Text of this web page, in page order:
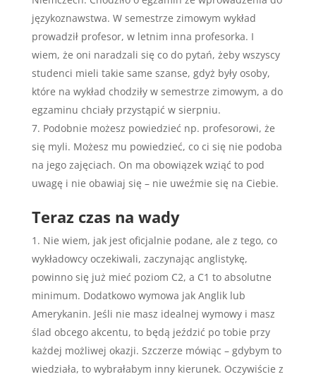
językoznawstwa. W semestrze zimowym wykład
prowadził profesor, w letnim inna profesorka. I
wiem, że oni naradzali się co do pytań, żeby wszyscy
studenci mieli takie same szanse, gdyż były osoby,
które na wykład chodziły w semestrze zimowym, a do
egzaminu chciały przystąpić w sierpniu.
Podobnie możesz powiedzieć np. profesorowi, że
się myli. Możesz mu powiedzieć, co ci się nie podoba
na jego zajęciach. On ma obowiązek wziąć to pod
uwagę i nie obawiaj się – nie uweźmie się na Ciebie.
Teraz czas na wady
Nie wiem, jak jest oficjalnie podane, ale z tego, co
wykładowcy oczekiwali, zaczynając anglistykę,
powinno się już mieć poziom C2, a C1 to absolutne
minimum. Dodatkowo wymowa jak Anglik lub
Amerykanin. Jeśli nie masz idealnej wymowy i masz
ślad obcego akcentu, to będą jeździć po tobie przy
każdej możliwej okazji. Szczerze mówiąc – gdybym to
wiedziała, to wybrałabym inny kierunek. Oczywiście z